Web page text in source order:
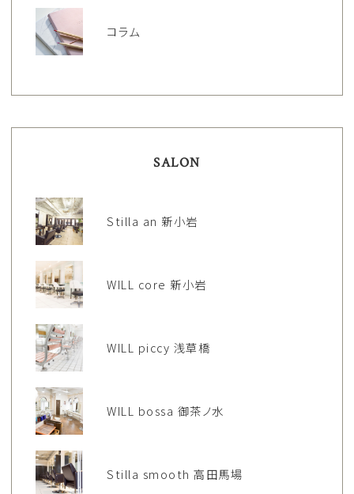
コラム
SALON
Stilla an 新小岩
WILL core 新小岩
WILL piccy 浅草橋
WILL bossa 御茶ノ水
Stilla smooth 高田馬場